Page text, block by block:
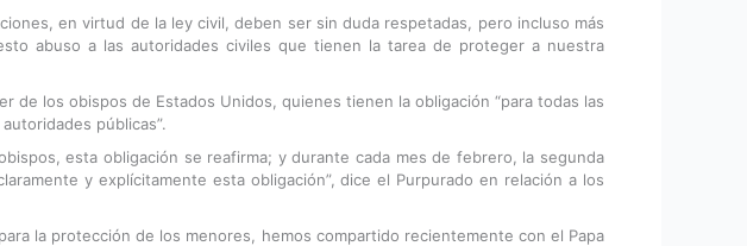
en virtud de la ley civil, deben ser sin duda respetadas, pero incluso más
abuso a las autoridades civiles que tienen la tarea de proteger a nuestra
de los obispos de Estados Unidos, quienes tienen la obligación “para todas las
públicas”.
esta obligación se reafirma; y durante cada mes de febrero, la segunda
y explícitamente esta obligación”, dice el Purpurado en relación a los
la protección de los menores, hemos compartido recientemente con el Papa